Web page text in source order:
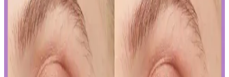
süre kalıcı ve net çizgiler sağlar. Uygulama ve bakım ipuçlarıyla
gözlerinizi vurgulayın.
Kalıcı Oje Seçenekleri: Nail Master M377 ve M378
Modellerinin Detaylı Analizi
Nail Master M377 ve M378 modelleri, dayanıklılık ve parlaklık
sunan kalıcı ojeler arasında öne çıkar. Bu modellerin özellikleri ve